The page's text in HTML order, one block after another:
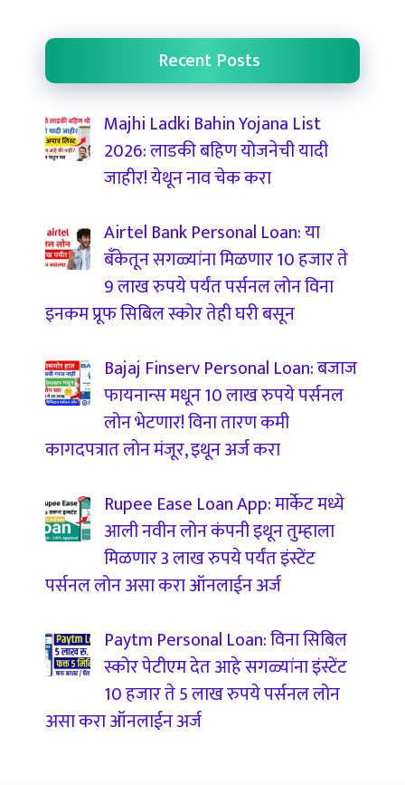
Recent Posts
Majhi Ladki Bahin Yojana List
2026: लाडकी बहिण योजनेची यादी
जाहीर! येथून नाव चेक करा
Airtel Bank Personal Loan: या
बँकेतून सगळ्यांना मिळणार 10 हजार ते
9 लाख रुपये पर्यंत पर्सनल लोन विना
इनकम प्रूफ सिबिल स्कोर तेही घरी बसून
Bajaj Finserv Personal Loan: बजाज
फायनान्स मधून 10 लाख रुपये पर्सनल
लोन भेटणार! विना तारण कमी
कागदपत्रात लोन मंजूर, इथून अर्ज करा
Rupee Ease Loan App: मार्केट मध्ये
आली नवीन लोन कंपनी इथून तुम्हाला
मिळणार 3 लाख रुपये पर्यंत इंस्टेंट
पर्सनल लोन असा करा ऑनलाईन अर्ज
Paytm Personal Loan: विना सिबिल
स्कोर पेटीएम देत आहे सगळ्यांना इंस्टेंट
10 हजार ते 5 लाख रुपये पर्सनल लोन
असा करा ऑनलाईन अर्ज